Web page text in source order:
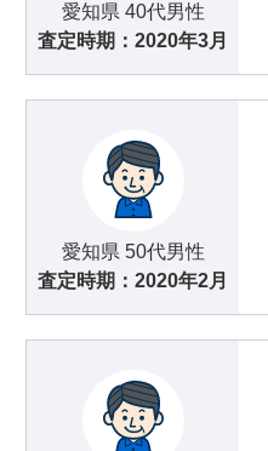
愛知県 40代男性
査定時期： 2020年3月
愛知県 50代男性
査定時期： 2020年2月